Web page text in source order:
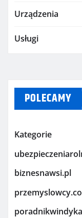
Urządzenia
Usługi
POLECAMY
Kategorie
biznesnawsi.pl